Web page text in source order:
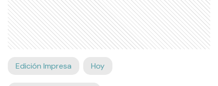
Edición Impresa Hoy